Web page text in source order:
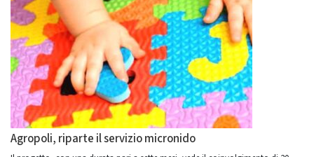
Agropoli, riparte il servizio micronido